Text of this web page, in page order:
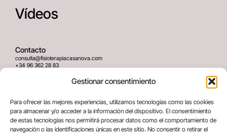
Gestionar consentimiento
Para ofrecer las mejores experiencias, utilizamos tecnologías como las cookies
para almacenar y/o acceder a la información del dispositivo. El consentimiento
de estas tecnologías nos permitirá procesar datos como el comportamiento de
navegación o las identificaciones únicas en este sitio. No consentir o retirar el
Vídeos
Contacto
consulta@fisioterapiacasanova.com
+34 96 362 28 83
Dirección
C/ Greses Nº12 (Bajo) 46020
Valencia, España